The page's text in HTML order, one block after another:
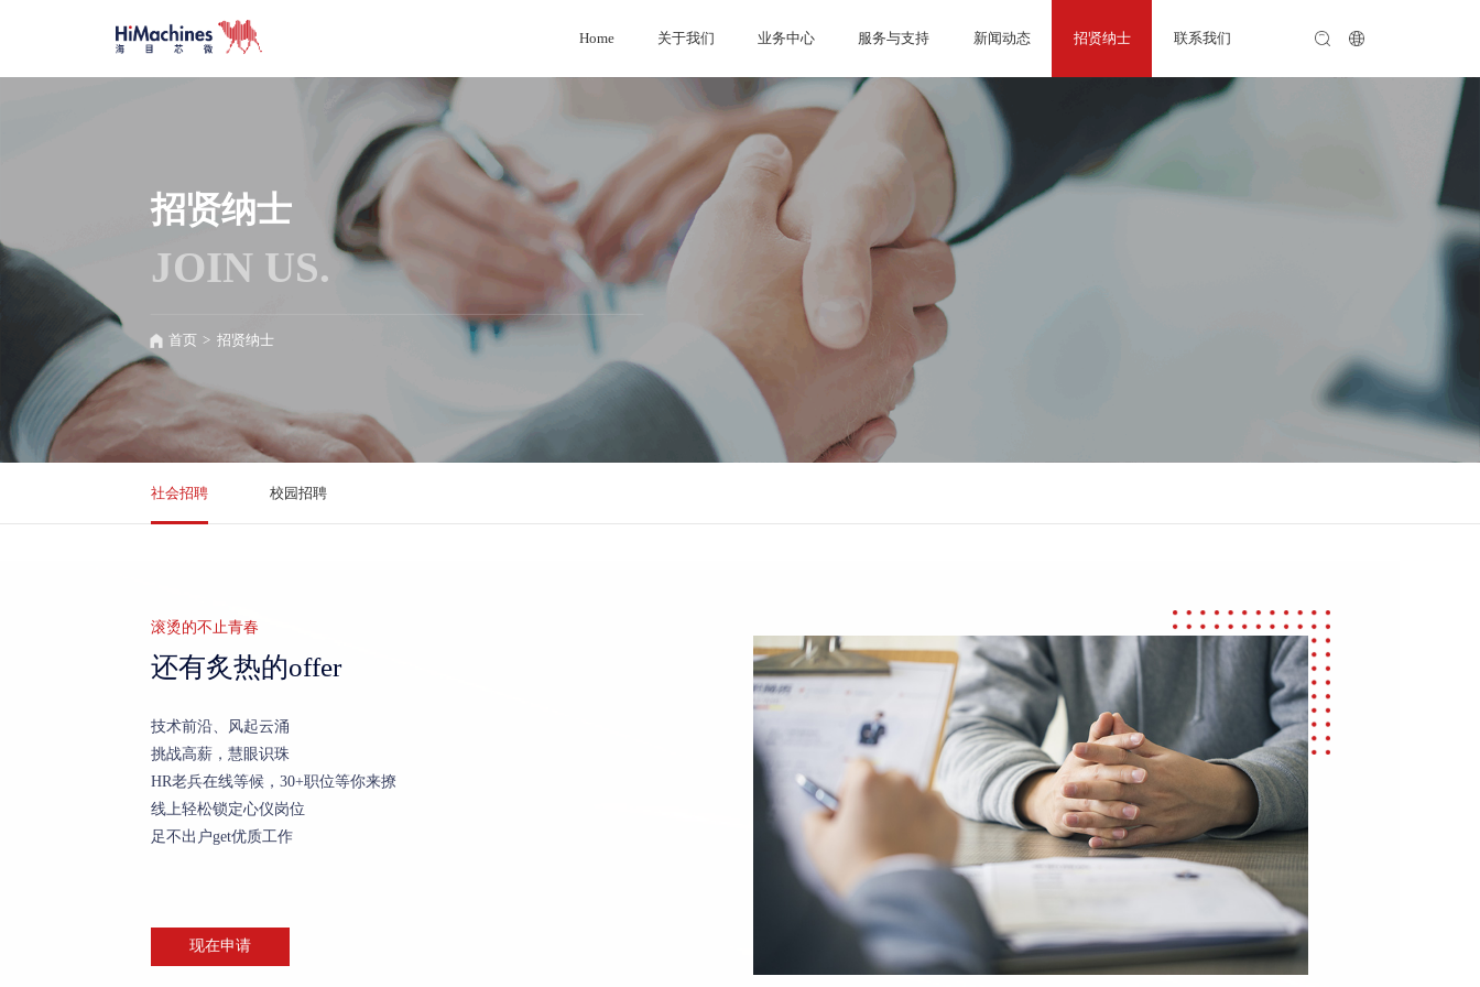
Home 关于我们 业务中心 服务与支持 新闻动态 招贤纳士 联系我们
招贤纳士
JOIN US.
首页 > 招贤纳士
社会招聘 校园招聘
滚烫的不止青春
还有炙热的offer
技术前沿、风起云涌
挑战高薪，慧眼识珠
HR老兵在线等候，30+职位等你来撩
线上轻松锁定心仪岗位
足不出户get优质工作
现在申请